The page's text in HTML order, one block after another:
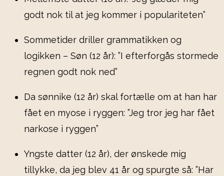
godt nok til at jeg kommer i populariteten”
Sommetider driller grammatikken og
logikken – Søn (12 år): ”I efterforgås stormede
regnen godt nok ned”
Da sønnike (12 år) skal fortælle om at han har
fået en myose i ryggen: ”Jeg tror jeg har fået
narkose i ryggen”
Yngste datter (12 år), der ønskede mig
tillykke, da jeg blev 41 år og spurgte så: ”Har